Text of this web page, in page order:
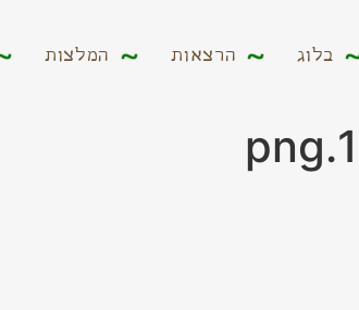
בלוג הרצאות המלצות בלוג הרצאות המלצות